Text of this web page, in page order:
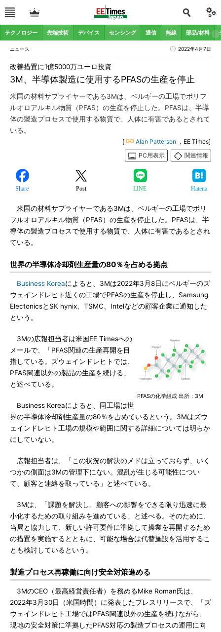
テクノロジー 先端技術 デバイス センシング 通信 無線 部品/材料
ニュース 2022年4月7日
3M、半導体製造に使用するPFASの生産を停止
改善措置に1億5000万ユーロ投資
米国の材料サプライヤーである3Mは、ベルギーの工場でポリフ
ルオロアルキル物質（PFAS）の生産を停止した。PFASは、半導
体の製造プロセスで使用する物質で、人体に有害であるとされて
いる。
[ Alan Patterson ，EE Times]
PC用表示
関連情報
Share Post LINE Hatena
米国の材料サプライヤーである3Mは、ベルギーの工場でポリ
フルオロアルキル物質（PFAS）の生産を停止した。PFASは、半
導体の製造プロセスで使用する物質で、人体に有害であるとされ
ている。
世界の半導体冷却剤生産量の80％を占める拠点
Business Koreaによると、3Mは2022年3月8日にベルギーのズ
ウェインドレヒト近くの工場でPFASの生産を停止し、Samsung
ElectonicsとSK hynix、TSMC、Intelなどの顧客企業に通知した
という。
PFASの化学組成 出所：3M
3Mの広報担当者は米国EE Timesへの
メールで、「PFAS関連の生産再開を目
指している。ズウェインドレヒトでは、
PFAS関連以外の製品の生産を続ける」
と述べている。
Business Koreaによると、同工場は世
界の半導体冷却剤生産量の80％を占めているという。3Mはズウ
ェインドレヒト工場の規模や範囲に関する詳細については明らか
にしていない。
広報担当者は、「この状況の解決のメドは立っておらず、いく
つかの側面は3Mの管理下にない。混乱が生じる可能性につい
て、顧客と連絡を取っている」と述べている。
3Mは、「課題を解決し、顧客への影響をできる限り迅速に最
小化するための取り組みを進めている」と述べる。そのために、
当局と協力して、新しい許可要件に準拠して操業を再開するため
の措置を実施するとともに、可能な場合は代替施設を活用するこ
とも検討しているという。
製造プロセス再稼働に向け安全対策進める
3MのCEO（最高経営責任者）を務めるMike Roman氏は、
2022年3月30日（米国時間）に発表したプレスリリースで、「ズ
ウェインドレヒト工場ではPFAS関連以外の生産を続けながら、
現地の安全対策に準拠したPFAS対応の製造プロセスの運用に向